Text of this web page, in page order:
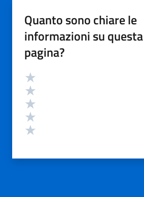
Quanto sono chiare le
informazioni su questa
pagina?
Valutazione